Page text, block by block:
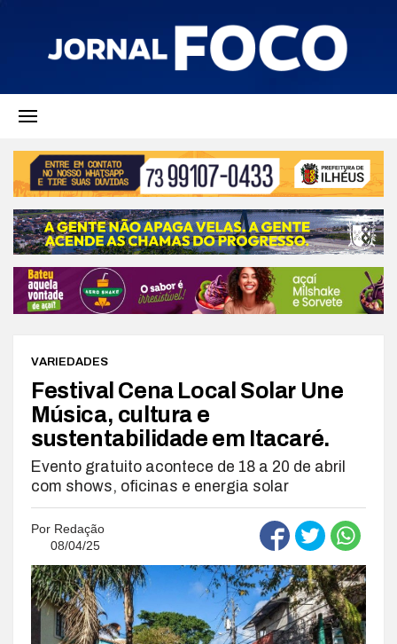
VARIEDADES
Festival Cena Local Solar Une
Música, cultura e
sustentabilidade em Itacaré.
Evento gratuito acontece de 18 a 20 de abril
com shows, oficinas e energia solar
Por Redação
08/04/25